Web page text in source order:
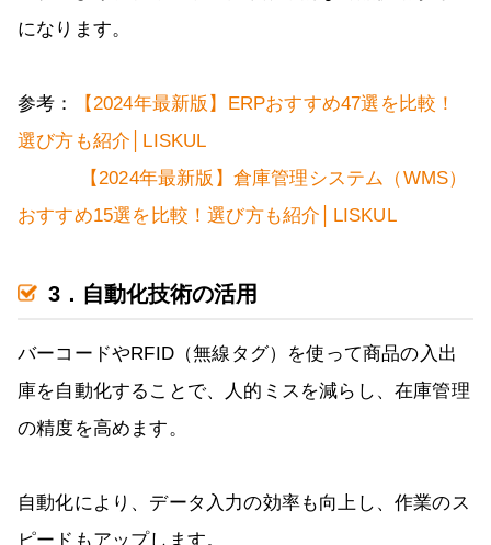
になります。
参考：
【2024年最新版】ERPおすすめ47選を比較！
選び方も紹介│LISKUL
【2024年最新版】倉庫管理システム（WMS）
おすすめ15選を比較！選び方も紹介│LISKUL
3．自動化技術の活用
バーコードやRFID（無線タグ）を使って商品の入出
庫を自動化することで、人的ミスを減らし、在庫管理
の精度を高めます。
自動化により、データ入力の効率も向上し、作業のス
ピードもアップします。